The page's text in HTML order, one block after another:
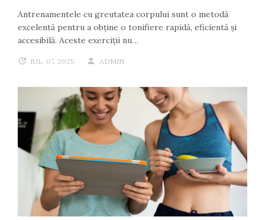
Antrenamentele cu greutatea corpului sunt o metodă
excelentă pentru a obține o tonifiere rapidă, eficientă și
accesibilă. Aceste exerciții nu…
IUL. 07, 2025 ADMIN